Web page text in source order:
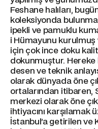
Feshane halıları,
koleksiyonda
ipekli ve pamuklu
i Hümayunu
için çok ince doku
dokunmuştur. Hereke
desen ve teknik
olarak dünyada öne
ortalarından itibaren,
merkezi olarak öne
ihtiyacını karşılamak
İstanbul’a getirilen ve